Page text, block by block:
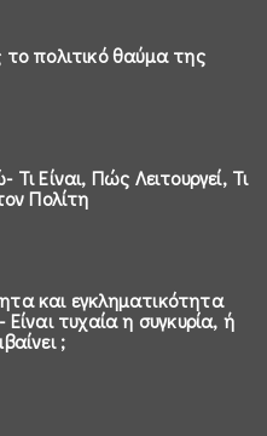
το πολιτικό θαύμα της
Είναι, Πώς Λειτουργεί, Τι
Πολίτη
και εγκληματικότητα
τυχαία η συγκυρία, ή
;